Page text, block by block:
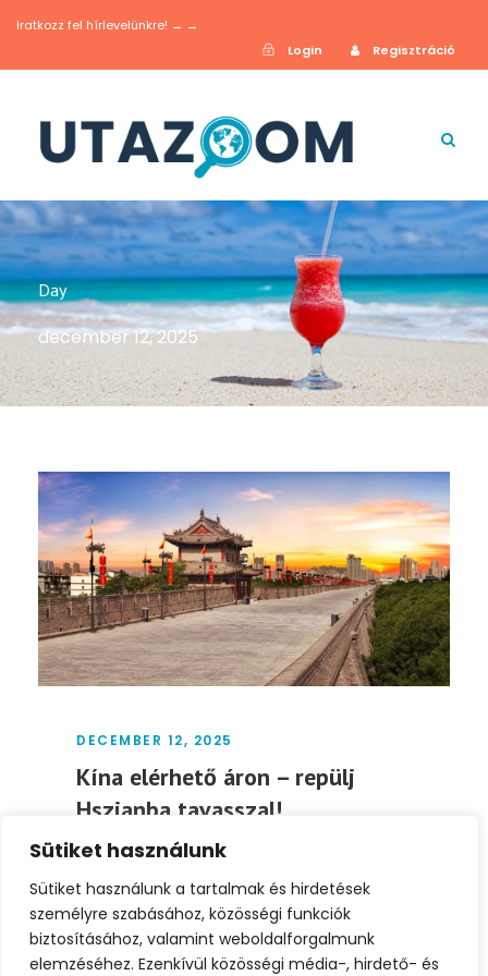
Sütiket használunk
Sütiket használunk a tartalmak és hirdetések
személyre szabásához, közösségi funkciók
biztosításához, valamint weboldalforgalmunk
elemzéséhez. Ezenkívül közösségi média-, hirdető- és
Iratkozz fel hírlevelünkre! → →
Login
Regisztráció
Day
december 12, 2025
DECEMBER 12, 2025
Kína elérhető áron – repülj
Hszianba tavasszal!
Budapestről Kínába most meglepően jó
áron juthatsz el:📅 2026. március 7–14.💸
Retúr repjegy: 153 906...